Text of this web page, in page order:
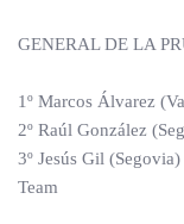
GENERAL DE LA
1º Marcos Álvarez
2º Raúl González
3º Jesús Gil
Team